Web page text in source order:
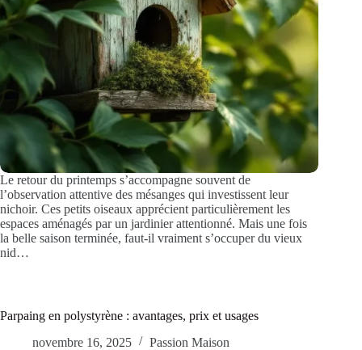
Le retour du printemps s’accompagne souvent de
l’observation attentive des mésanges qui investissent leur
nichoir. Ces petits oiseaux apprécient particulièrement les
espaces aménagés par un jardinier attentionné. Mais une fois
la belle saison terminée, faut-il vraiment s’occuper du vieux
nid…
Parpaing en polystyrène : avantages, prix et usages
novembre 16, 2025
Passion Maison